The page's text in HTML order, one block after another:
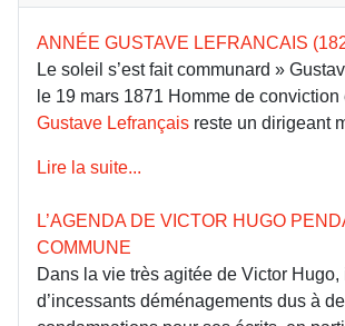
ANNÉE GUSTAVE LEFRANCAIS
Le soleil s’est fait communard »
le 19 mars 1871 Homme de conviction
Gustave Lefrançais reste un dirigeant
Lire la suite...
L’AGENDA DE VICTOR HUGO
COMMUNE
Dans la vie très agitée de Victor Hugo,
d’incessants déménagements dus à